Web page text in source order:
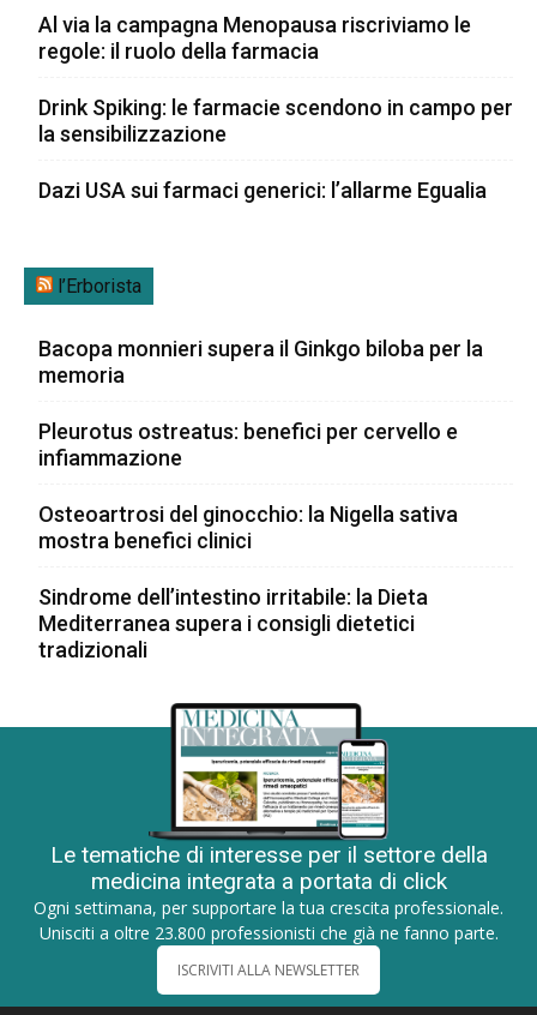
Al via la campagna Menopausa riscriviamo le
regole: il ruolo della farmacia
Drink Spiking: le farmacie scendono in campo per
la sensibilizzazione
Dazi USA sui farmaci generici: l’allarme Egualia
l’Erborista
Bacopa monnieri supera il Ginkgo biloba per la
memoria
Pleurotus ostreatus: benefici per cervello e
infiammazione
Osteoartrosi del ginocchio: la Nigella sativa
mostra benefici clinici
Sindrome dell’intestino irritabile: la Dieta
Mediterranea supera i consigli dietetici
tradizionali
Le tematiche di interesse per il settore della
medicina integrata a portata di click
Ogni settimana, per supportare la tua crescita professionale.
Unisciti a oltre 23.800 professionisti che già ne fanno parte.
ISCRIVITI ALLA NEWSLETTER